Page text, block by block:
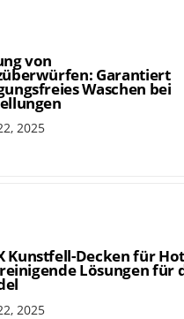
von
Garantiert
Waschen bei
2025
Kunstfell-Decken für
Lösungen für
2025